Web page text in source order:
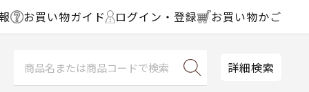
お買い物ガイド ログイン・登録 お買い物かご
詳細検索